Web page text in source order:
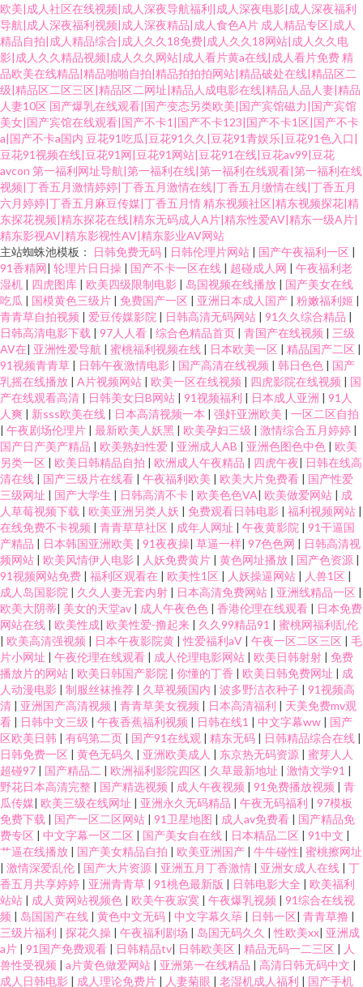
欧美|成人社区在线视频|成人深夜导航福利|成人深夜电影|成人深夜福利
导航|成人深夜福利视频|成人深夜精品|成人食色A片 成人精品专区|成人
精品自拍|成人精品综合|成人久久18免费|成人久久18网站|成人久久电
影|成人久久精品视频|成人久久网站|成人看片黄a在线|成人看片免费精
品欧美在线精品|精品啪啪自拍|精品拍拍拍网站|精品破处在线|精品区二
级|精品区二区三区|精品区二网址|精品人成电影在线|精品人品人妻|精品
人妻10区 国产爆乳在线观看|国产变态另类欧美|国产宾馆磁力|国产宾馆
美女|国产宾馆在线观看|国产不卡1|国产不卡123|国产不卡1区|国产不卡
a|国产不卡a国内 豆花91吃瓜|豆花91久久|豆花91青娱乐|豆花91色入口|
豆花91视频在线|豆花91网|豆花91网站|豆花91在线|豆花av99|豆花
avcon 第一福利网址导航|第一福利在线|第一福利在线观看|第一福利在线
视频|丁香五月激情婷婷|丁香五月激情在线|丁香五月缴情在线|丁香五月
六月婷婷|丁香五月麻豆传媒|丁香五月情精东视频社区|精东视频探花|精
东探花视频|精东探花在线|精东无码成人A片|精东性爱AV|精东一级A片|
精东影视AV|精东影视性AV|精东影业AV网站
主站蜘蛛池模板：
日韩免费无码 | 日韩伦理片网站 | 国产午夜福利一区 |
91香精网| 轮理片日日操 | 国产不卡一区在线 | 超碰成人网 | 午夜福利老
湿机 | 四虎图库 | 欧美四级限制电影 | 岛国视频在线播放 | 国产美女在线
吃瓜 | 国模黄色三级片 | 免费国产一区 | 亚洲日本成人国产 | 粉嫩福利姬 |
青青草自拍视频 | 爱豆传媒影院 | 日韩高清无码网站 | 91久久综合精品 |
日韩高清电影下载 | 97人人看 | 综合色精品首页 | 青国产在线视频 | 三级
AV在| 亚洲性爱导航 | 蜜桃福利视频在线 | 日本欧美一区 | 精品国产二区 |
91视频青青草 | 日韩午夜激情电影 | 国产高清在线视频 | 韩日色色 | 国产
乳摇在线播放 | A片视频网站 | 欧美一区在线视频 | 四虎影院在线视频 | 国
产在线观看高清 | 日韩美女日B网站 | 91视频福利 | 日本成人亚洲 | 91人
人爽 | 新sss欧美在线 | 日本高清视频一本 | 强奸亚洲欧美 | 一区二区自拍
| 午夜剧场伦理片 | 最新欧美人妖黑 | 欧美孕妇三级 | 激情综合五月婷婷 |
国产日产美产精品 | 欧美熟妇性爱 | 亚洲成人AB | 亚洲色图色中色 | 欧美
另类一区 | 欧美日韩精品自拍 | 欧洲成人午夜精品 | 四虎午夜| 日韩在线高
清在线 | 国产三级片在线看 | 午夜福利欧美 | 欧美大片免费看 | 国产性爱
三级网址 | 国产大学生 | 日韩高清不卡 | 欧美色色VA| 欧美做爱网站 | 成
人草莓视频下载 | 欧美亚洲另类人妖 | 免费观看日韩电影 | 福利视频网站 |
在线免费不卡视频 | 青青草草社区 | 成年人网址 | 午夜黄影院 | 91干逼国
产精品 | 日本韩国亚洲欧美 | 91夜夜操| 草逼一样| 97色色网 | 日韩高清视
频网站 | 欧美风情伊人电影 | 人妖免费黄片 | 黄色网址播放 | 国产色资源 |
91视频网站免费 | 福利区观看在 | 欧美性1区 | 人妖操逼网站 | 人兽1区 |
成人岛国影院 | 久久人妻无套内射 | 日本高清免费网站 | 亚洲线精品一区 |
欧美大阴蒂| 美女的天堂av | 成人午夜色色 | 香港伦理在线观看 | 日本免费
网站在线 | 欧美性成| 欧美性爱-撸起来 | 久久99精品91 | 蜜桃网福利乱伦
| 欧美高清强视频 | 日本午夜影院黄 |性爱福利aV | 午夜一区二区三区 | 毛
片小网址 | 午夜伦理在线观看 | 成人伦理电影网站 | 欧美日韩射射 | 免费
播放片的网站 | 欧美日韩国产影院 | 你懂的丁香 | 欧美日韩免费网址 | 成
人动漫电影 | 制服丝袜推荐 | 久草视频国内 | 波多野洁衣种子 | 91视频高
清 | 亚洲国产高清视频 | 青青草美女视频 | 日本高清福利 | 天美免费mv观
看 | 日韩中文三级 | 午夜香蕉福利视频 | 日韩在线1 | 中文字幕ww | 国产
区欧美日韩 | 有码第二页 | 国产91在线观 | 精东无码 | 日韩精品综合在线 |
日韩免费一区 | 黄色无码久 | 亚洲欧美成人 | 东京热无码资源 | 蜜芽人人
超碰97 | 国产精品二 | 欧洲福利影院四区 | 久草最新地址 | 激情文学91 |
野花日本高清完整 | 国产精选视频 | 成人午夜视频 | 91免费播放视频 | 青
瓜传媒| 欧美三级在线网址 | 亚洲永久无码精品 | 午夜无码福利 | 97模板
免费下载 | 国产一区二区网站 | 91卫星地图 | 成人av免费看 | 国产精品免
费专区 | 中文字幕一区二区 | 国产美女自在线 | 日本精品二区 | 91中文 |
艹逼在线播放 | 国产美女精品自拍 | 欧美亚洲国产 | 牛牛碰性| 蜜桃擦网址
| 激情深爱乱伦 | 国产大片资源 | 亚洲五月丁香激情 | 亚洲女成人在线 | 丁
香五月共享婷婷 | 亚洲青青草 | 91桃色最新版 | 日韩电影大全 | 欧美福利
站站 | 成人黄网站视频色 | 欧美午夜寂寞 | 午夜爆乳视频 | 91综合在线视
频 | 岛国国产在线 | 黄色中文无码 | 中文字幕久荜 | 日韩一区| 青青草撸 |
三级片福利 | 探花久操 | 午夜福利剧场 | 岛国无码久久 |性欧美xx| 亚洲成
a片 | 91国产免费观看 | 日韩精品tv| 日韩欧美区 | 精品无码一二三区 | 人
兽性受视频 | a片黄色做爱网站 | 亚洲第一在线精品 | 高清日韩无码中文 |
成人日韩电影 | 成人理论免费片 | 人妻菊眼 | 老湿机成人福利 | 国产手机